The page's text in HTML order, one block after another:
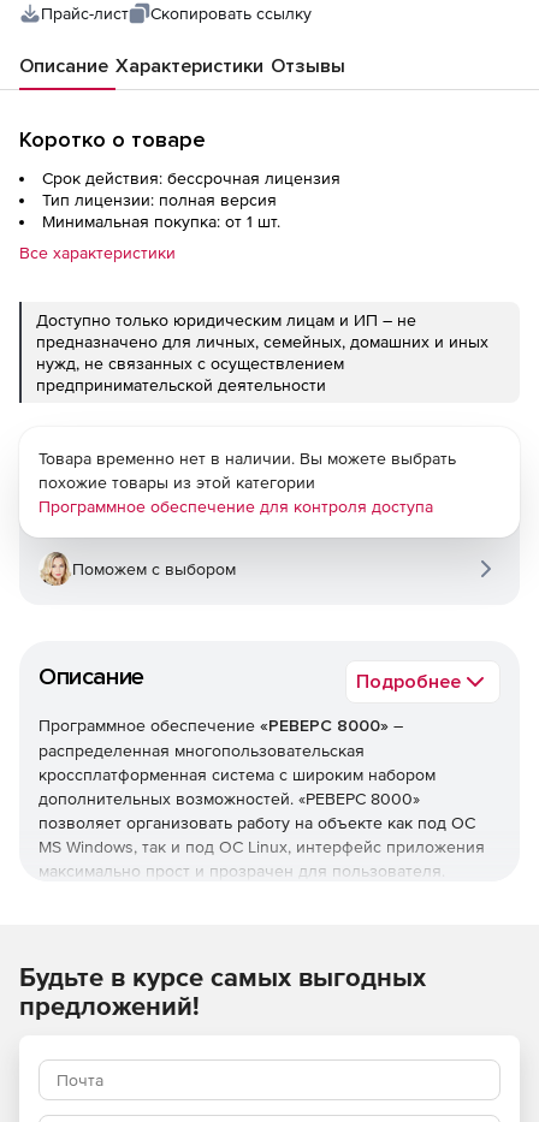
Прайс-лист
Скопировать ссылку
Описание Характеристики Отзывы
Коротко о товаре
Срок действия: бессрочная лицензия
Тип лицензии: полная версия
Минимальная покупка: от 1 шт.
Все характеристики
Доступно только юридическим лицам и ИП – не
предназначено для личных, семейных, домашних и иных
нужд, не связанных с осуществлением
предпринимательской деятельности
Описание Подробнее
Программное обеспечение «РЕВЕРС 8000» –
распределенная многопользовательская
кроссплатформенная система с широким набором
дополнительных возможностей. «РЕВЕРС 8000»
позволяет организовать работу на объекте как под ОС
MS Windows, так и под ОС Linux, интерфейс приложения
максимально прост и прозрачен для пользователя.
в бизнес-центрах;
в школах;
Товара временно нет в наличии. Вы можете выбрать
похожие товары из этой категории
Программное обеспечение для контроля доступа
Поможем с выбором
Будьте в курсе самых выгодных
предложений!